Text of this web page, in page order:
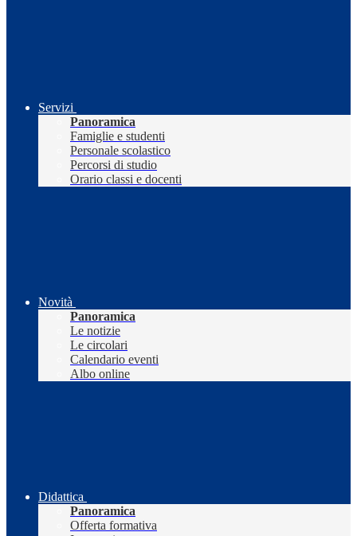
Servizi
Panoramica
Famiglie e studenti
Personale scolastico
Percorsi di studio
Orario classi e docenti
Novità
Panoramica
Le notizie
Le circolari
Calendario eventi
Albo online
Didattica
Panoramica
Offerta formativa